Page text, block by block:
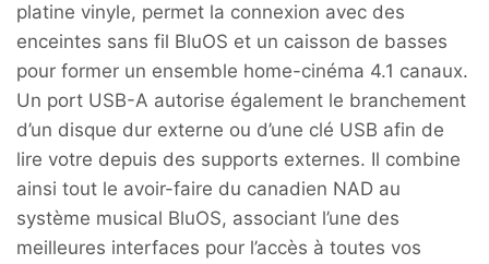
platine vinyle, permet la connexion avec des
enceintes sans fil BluOS et un caisson de basses
pour former un ensemble home-cinéma 4.1 canaux.
Un port USB-A autorise également le branchement
d’un disque dur externe ou d’une clé USB afin de
lire votre depuis des supports externes. Il combine
ainsi tout le avoir-faire du canadien NAD au
système musical BluOS, associant l’une des
meilleures interfaces pour l’accès à toutes vos